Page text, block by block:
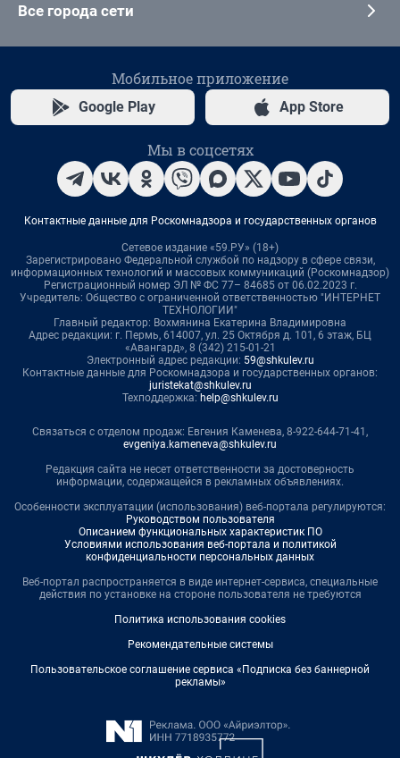
Все города сети
Мобильное приложение
Google Play App Store
Мы в соцсетях
Контактные данные для Роскомнадзора и государственных органов
Сетевое издание «59.РУ» (18+)
Зарегистрировано Федеральной службой по надзору в сфере связи,
информационных технологий и массовых коммуникаций (Роскомнадзор)
Регистрационный номер ЭЛ № ФС 77– 84685 от 06.02.2023 г.
Учредитель: Общество с ограниченной ответственностью "ИНТЕРНЕТ
ТЕХНОЛОГИИ"
Главный редактор: Вохмянина Екатерина Владимировна
Адрес редакции: г. Пермь, 614007, ул. 25 Октября д. 101, 6 этаж, БЦ
«Авангард», 8 (342) 215-01-21
Электронный адрес редакции: 59@shkulev.ru
Контактные данные для Роскомнадзора и государственных органов:
juristekat@shkulev.ru
Техподдержка: help@shkulev.ru
Связаться с отделом продаж: Евгения Каменева, 8-922-644-71-41,
evgeniya.kameneva@shkulev.ru
Редакция сайта не несет ответственности за достоверность
информации, содержащейся в рекламных объявлениях.
Особенности эксплуатации (использования) веб-портала регулируются:
Руководством пользователя
Описанием функциональных характеристик ПО
Условиями использования веб-портала и политикой
конфиденциальности персональных данных
Веб-портал распространяется в виде интернет-сервиса, специальные
действия по установке на стороне пользователя не требуются
Политика использования cookies
Рекомендательные системы
Пользовательское соглашение сервиса «Подписка без баннерной
рекламы»